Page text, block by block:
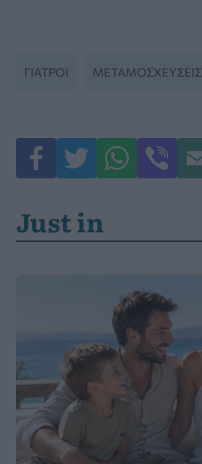
ΓΙΑΤΡΟΊ ΜΕΤΑΜΟΣΧΕΎΣΕΙΣ
Just in